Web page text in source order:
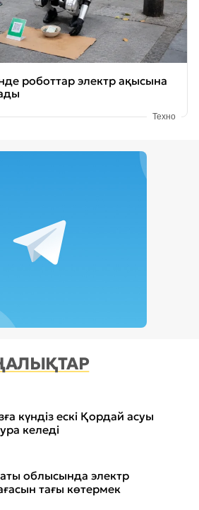
роботтар электр ақысына
Техно
күндіз ескі Қордай асуы
келеді
облысында электр
тағы көтермек